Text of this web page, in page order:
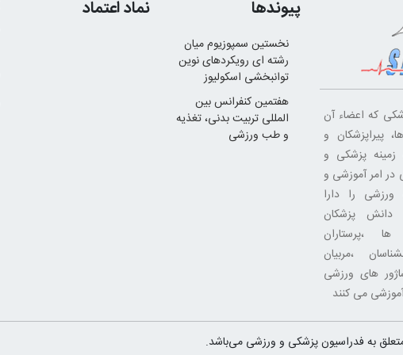
که اعضاء آن
پیراپزشکان و
پزشکی و
در امر آموزشی و
را دارا
دانش پزشکان
ها ،پرستاران
،مربیان
های ورزشی
می کنند
پیوندها
نخستین سمپوزیوم میان
رشته ای رویکردهای نوین
توانبخشی اسکولیوز
هفتمین کنفرانس بین
المللی تربیت بدنی، تغذیه
و طب ورزشی
نماد اعتماد
به فدراسیون پزشکی و ورزشی می‌باشد.